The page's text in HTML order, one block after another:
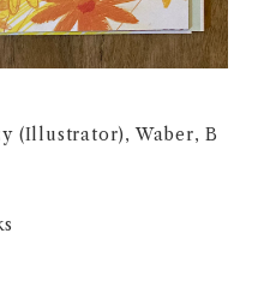
(Illustrator), Waber, B